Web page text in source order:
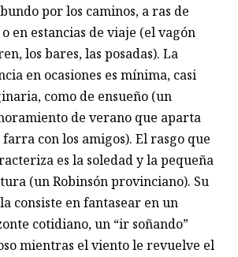
por los caminos, a ras de
en estancias de viaje (el vagón
los bares, las posadas). La
en ocasiones es mínima, casi
como de ensueño (un
de verano que aparta
farra con los amigos). El rasgo que
es la soledad y la pequeña
(un Robinsón provinciano). Su
consiste en fantasear en un
cotidiano, un “ir soñando”
mientras el viento le revuelve el